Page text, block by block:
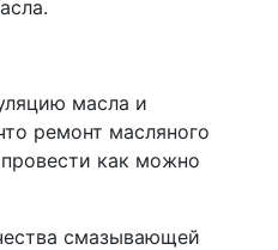
масла и
ремонт масляного
как можно
смазывающей